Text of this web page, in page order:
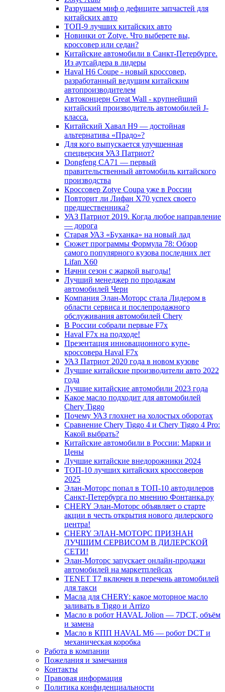
Разрушаем миф о дефиците запчастей для
китайских авто
ТОП-9 лучших китайских авто
Новинки от Zotye. Что выберете вы,
кроссовер или седан?
Китайские автомобили в Санкт-Петербурге.
Из аутсайдера в лидеры
Haval H6 Coupe - новый кроссовер,
разработанный ведущим китайским
автопроизводителем
Автоконцерн Great Wall - крупнейший
китайский производитель автомобилей J-
класса.
Китайский Хавал H9 — достойная
альтернатива «Прадо»?
Для кого выпускается улучшенная
спецверсия УАЗ Патриот?
Dongfeng CA71 — первый
правительственный автомобиль китайского
производства
Кроссовер Zotye Coupa уже в России
Повторит ли Лифан Х70 успех своего
предшественника?
УАЗ Патриот 2019. Когда любое направление
— дорога
Старая УАЗ «Буханка» на новый лад
Сюжет программы Формула 78: Обзор
самого популярного кузова последних лет
Lifan X60
Начни сезон с жаркой выгоды!
Лучший менеджер по продажам
автомобилей Чери
Компания Элан-Моторс стала Лидером в
области сервиса и послепродажного
обслуживания автомобилей Chery
В России собрали первые F7x
Haval F7x на подходе!
Презентация инновационного купе-
кроссовера Haval F7x
УАЗ Патриот 2020 года в новом кузове
Лучшие китайские производители авто 2022
года
Лучшие китайские автомобили 2023 года
Какое масло подходит для автомобилей
Chery Tiggo
Почему УАЗ глохнет на холостых оборотах
Сравнение Chery Tiggo 4 и Chery Tiggo 4 Pro:
Какой выбрать?
Китайские автомобили в России: Марки и
Цены
Лучшие китайские внедорожники 2024
ТОП-10 лучших китайских кроссоверов
2025
Элан-Моторс попал в ТОП-10 автодилеров
Санкт-Петербурга по мнению Фонтанка.ру
CHERY Элан-Моторс объявляет о старте
акции в честь открытия нового дилерского
центра!
CHERY ЭЛАН-МОТОРС ПРИЗНАН
ЛУЧШИМ СЕРВИСОМ В ДИЛЕРСКОЙ
СЕТИ!
Элан-Моторс запускает онлайн-продажи
автомобилей на маркетплейсах
TENET T7 включен в перечень автомобилей
для такси
Масла для CHERY: какое моторное масло
заливать в Tiggo и Arrizo
Масло в робот HAVAL Jolion — 7DCT, объём
и замена
Масло в КПП HAVAL M6 — робот DCT и
механическая коробка
Работа в компании
Пожелания и замечания
Контакты
Правовая информация
Политика конфиденциальности